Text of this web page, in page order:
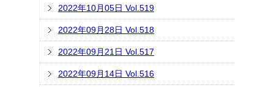
2022年10月05日 Vol.519
2022年09月28日 Vol.518
2022年09月21日 Vol.517
2022年09月14日 Vol.516